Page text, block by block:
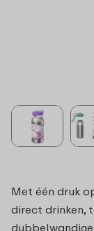
Met één druk
direct drinken,